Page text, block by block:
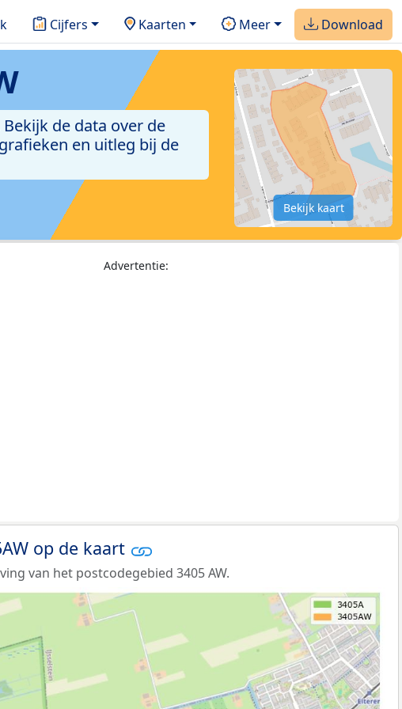
Cijfers Kaarten Meer Download
de data over de
en uitleg bij de
Bekijk kaart
Advertentie:
op de kaart
van het postcodegebied 3405 AW.